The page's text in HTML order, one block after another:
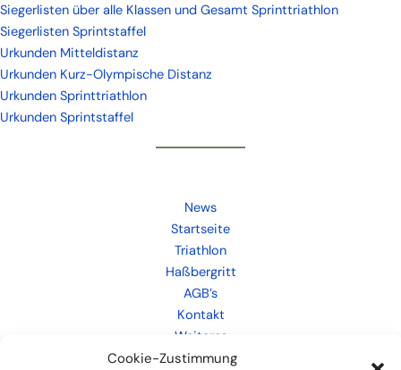
Cookie-Zustimmung
Siegerlisten über alle Klassen und Gesamt Sprinttriathlon
Siegerlisten Sprintstaffel
Urkunden Mitteldistanz
Urkunden Kurz-Olympische Distanz
Urkunden Sprinttriathlon
Urkunden Sprintstaffel
News
Startseite
Triathlon
Haßbergritt
AGB’s
Kontakt
Weiteres
Links